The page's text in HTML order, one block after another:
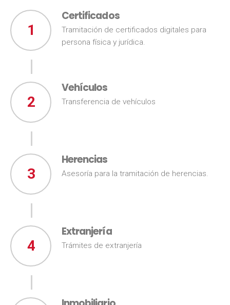
1
Certificados
Tramitación de certificados digitales para
persona física y jurídica.
2
Vehículos
Transferencia de vehículos
3
Herencias
Asesoría para la tramitación de herencias.
4
Extranjería
Trámites de extranjería